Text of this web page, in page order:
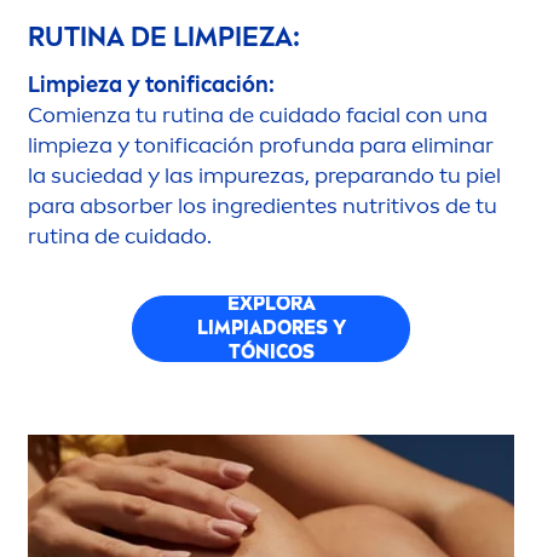
RUTINA DE LIMPIEZA:
Limpieza y tonificación:
Comienza tu rutina de cuidado facial con una
limpieza y tonificación profunda para eliminar
la suciedad y las impurezas, preparando tu piel
para absorber los ingredientes nutritivos de tu
rutina de cuidado.
EXPLORA
LIMPIADORES Y
TÓNICOS